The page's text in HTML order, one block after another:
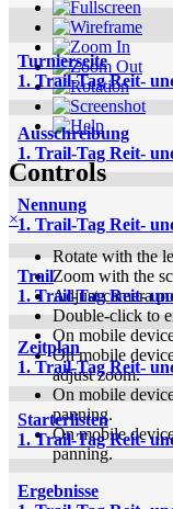
Controls
×
Rotate with the
Zoom with the
Adjust camera
Double-click to
On mobile
On mobile
adjust zoom.
On mobile
panning.
On mobile
panning.
Turnierseite
1. Trail-Tag Reit-
Ausschreibung
1. Trail-Tag Reit-
Nennung
1. Trail-Tag Reit-
Trail
1. Trail-Tag Reit-
Zeitplan
1. Trail-Tag Reit-
Starterlisten
1. Trail-Tag Reit-
Ergebnisse